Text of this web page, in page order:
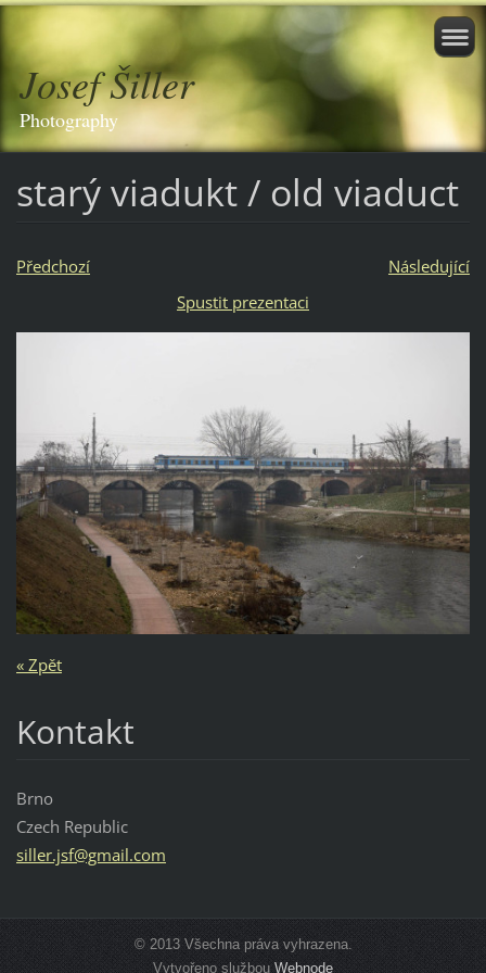
Josef Šiller
Photography
starý viadukt / old viaduct
Předchozí
Následující
Spustit prezentaci
« Zpět
Kontakt
Brno
Czech Republic
siller.jsf@gmail.com
© 2013 Všechna práva vyhrazena.
Vytvořeno službouWebnode